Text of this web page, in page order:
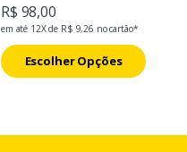
R$ 98,00
em até 12X de R$ 9,26 no cartão*
Escolher Opções